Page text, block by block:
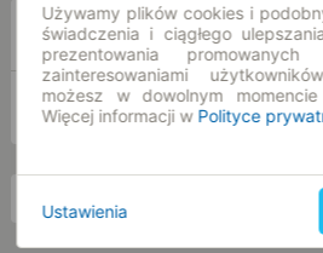
Z
DO
nd. 9 sie.
Używamy plików cookies i
świadczenia i ciągłego
prezentowania
zainteresowaniami
możesz w dowolnym
Więcej informacji w Polityce
Ustawienia